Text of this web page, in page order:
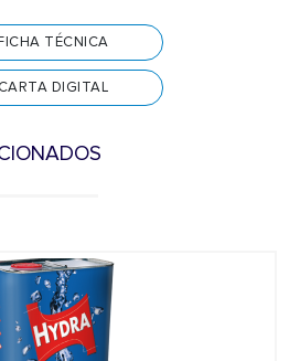
FICHA TÉCNICA
CARTA DIGITAL